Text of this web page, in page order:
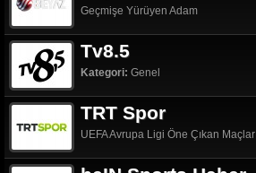
Geçmişe Yürüyen Adam
Tv8.5
Kategori: Genel
TRT Spor
UEFA Avrupa Ligi Öne Çıkan Maçlar